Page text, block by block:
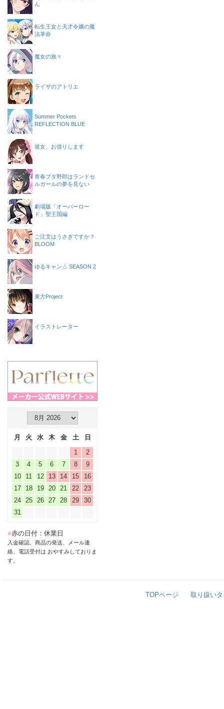
ん
転生王女と天才令嬢の魔
法革命
魔女の旅々
ライザのアトリエ
Summer Pockets
REFLECTION BLUE
彼女、お借りします
青春ブタ野郎はランドセ
ルガールの夢を見ない
劇場版「オーバーロー
ド」聖王国編
ご注文はうさぎですか？
BLOOM
ゆるキャン△ SEASON 2
東方Project
イラストレーター
月 火 水 木 金 土
日
1
2
3
4 5 6 7 8
9
10
11 12 13 14 15
16
17
18 19 20 21 22
23
24
25 26 27 28 29
30
31
■赤の日付：休業日
入金確認、商品の発送、メール連
絡、電話受付は おやすみしておりま
す。
TOPページ 取り扱い